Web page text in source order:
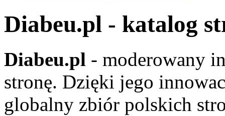
Diabeu.pl - katalog
Diabeu.pl - moderowany
stronę. Dzięki jego
globalny zbiór polskich